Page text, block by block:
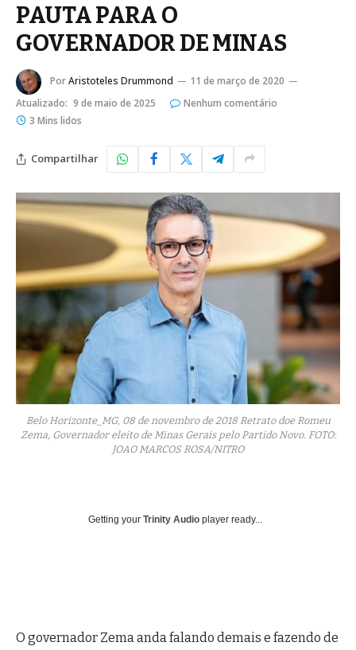
PAUTA PARA O
GOVERNADOR DE MINAS
PorAristoteles Drummond
11 de março de 2020
Atualizado: 9 de maio de 2025
Nenhum comentário
3 Mins lidos
Compartilhar
Belo Horizonte_MG, 08 de novembro de 2018 Retrato doe Romeu
Zema, Governador eleito de Minas Gerais pelo Partido Novo. FOTO:
JOAO MARCOS ROSA/NITRO
Getting your Trinity Audio player ready...
O governador Zema anda falando demais e fazendo de